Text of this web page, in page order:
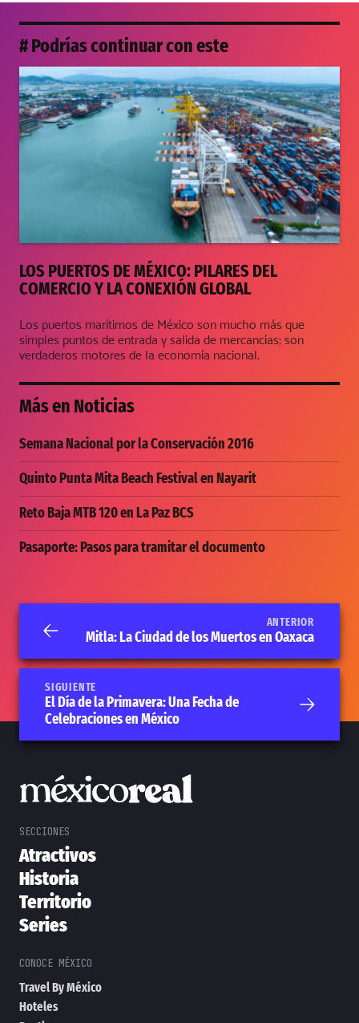
# Podrías continuar con este
LOS PUERTOS DE MÉXICO: PILARES DEL
COMERCIO Y LA CONEXIÓN GLOBAL
Los puertos marítimos de México son mucho más que
simples puntos de entrada y salida de mercancías; son
verdaderos motores de la economía nacional.
Más en Noticias
Semana Nacional por la Conservación 2016
Quinto Punta Mita Beach Festival en Nayarit
Reto Baja MTB 120 en La Paz BCS
Pasaporte: Pasos para tramitar el documento
ANTERIOR
Mitla: La Ciudad de los Muertos en Oaxaca
SIGUIENTE
El Día de la Primavera: Una Fecha de
Celebraciones en México
Atractivos
Historia
Territorio
Series
Travel By México
Hoteles